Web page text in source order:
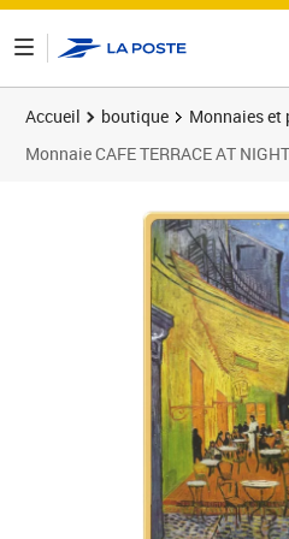
Accueil boutique Monnaies et
Monnaie CAFE TERRACE AT